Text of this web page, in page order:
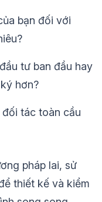
bạn đối với
tư ban đầu hay
hơn?
tác toàn cầu
pháp lai, sử
thiết kế và kiểm